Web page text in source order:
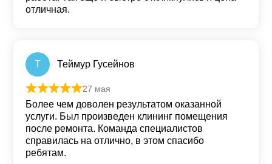
отличная.
Т Теймур Гусейнов
Оценка
27 мая
Более чем доволен результатом оказанной
услуги. Был произведен клининг помещения
после ремонта. Команда специалистов
справилась на отлично, в этом спасибо
ребятам.